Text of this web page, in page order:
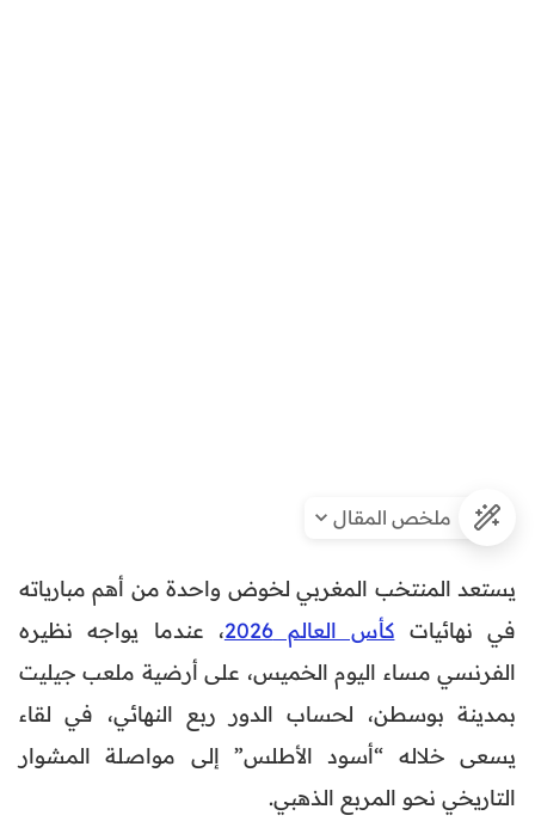
ملخص المقال
يستعد المنتخب المغربي لخوض واحدة من أهم مبارياته
في نهائيات كأس العالم 2026
، عندما يواجه نظيره
الفرنسي مساء اليوم الخميس، على أرضية ملعب جيليت
بمدينة بوسطن، لحساب الدور ربع النهائي، في لقاء
يسعى خلاله “أسود الأطلس” إلى مواصلة المشوار
التاريخي نحو المربع الذهبي.